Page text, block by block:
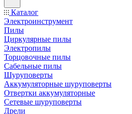
Каталог
Электроинструмент
Пилы
Циркулярные пилы
Электропилы
Торцовочные пилы
Сабельные пилы
Шуруповерты
Аккумуляторные шуруповерты
Отвертки аккумуляторные
Сетевые шуруповерты
Дрели